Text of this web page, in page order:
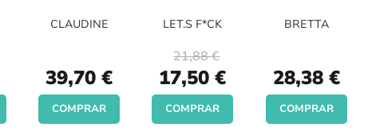
CLAUDINE
39,70 €
COMPRAR
LET.S F*CK
Special
Price
17,50 €
21,88 €
COMPRAR
BRETTA
28,38 €
COMPRAR